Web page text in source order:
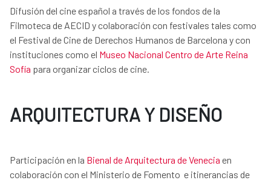
Difusión del cine español a través de los fondos de la
Filmoteca de AECID y colaboración con festivales tales como
el Festival de Cine de Derechos Humanos de Barcelona y con
instituciones como el Museo Nacional Centro de Arte Reina
Sofía para organizar ciclos de cine.
ARQUITECTURA Y DISEÑO
Participación en la Bienal de Arquitectura de Venecia en
colaboración con el Ministerio de Fomento e itinerancias de